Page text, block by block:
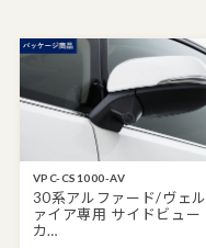
VPC-CS1000-AV
30系アルファード/ヴェ
ァイア専用 サイドビュー
カ…